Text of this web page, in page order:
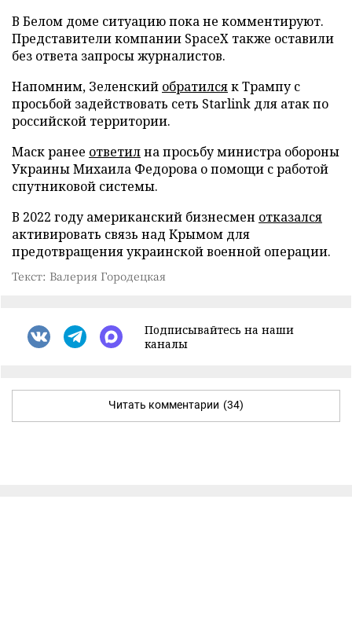
В Белом доме ситуацию пока не комментируют.
Представители компании SpaceX также оставили
без ответа запросы журналистов.
Напомним, Зеленский обратилсяк Трампу с
просьбой задействовать сеть Starlink для атак по
российской территории.
Маск ранее ответилна просьбу министра обороны
Украины Михаила Федорова о помощи с работой
спутниковой системы.
В 2022 году американский бизнесмен отказался
активировать связь над Крымом для
предотвращения украинской военной операции.
Текст: Валерия Городецкая
Подписывайтесь на наши
каналы
Читать комментарии (34)